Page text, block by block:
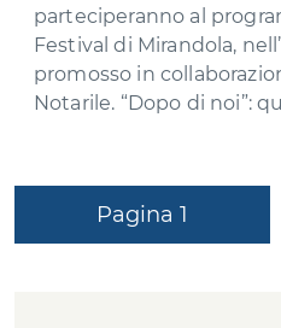
parteciperanno al
Festival di Mirandola,
promosso in
Notarile. “Dopo di noi”:
Pagina 1